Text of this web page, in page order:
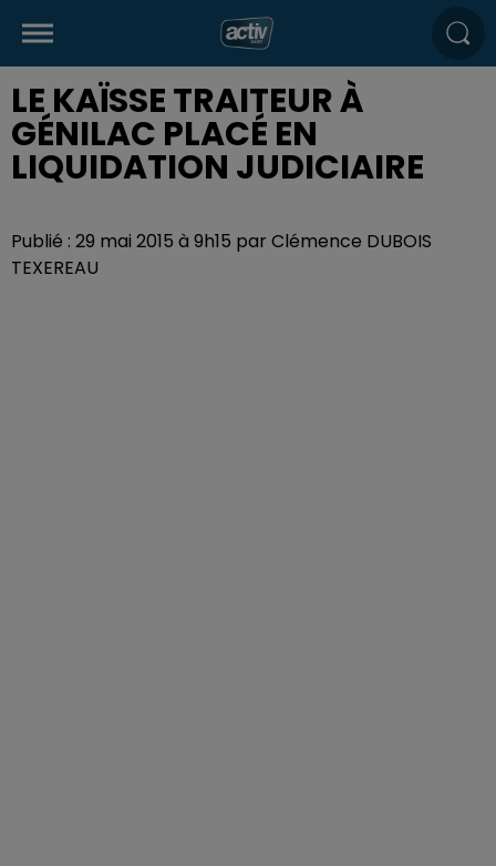
LE KAÏSSE TRAITEUR À
GÉNILAC PLACÉ EN
LIQUIDATION JUDICIAIRE
Publié : 29 mai 2015 à 9h15 par Clémence DUBOIS
TEXEREAU